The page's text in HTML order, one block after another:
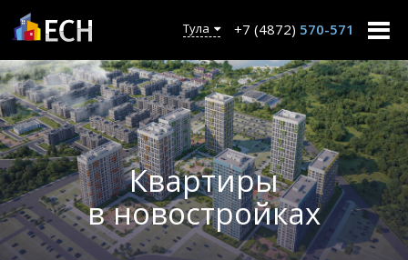
Тула +7 (4872) 570-571
Квартиры
в новостройках